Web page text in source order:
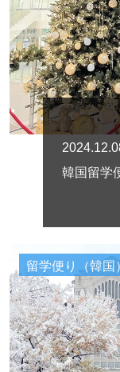
韓国留学
留学便り（韓国